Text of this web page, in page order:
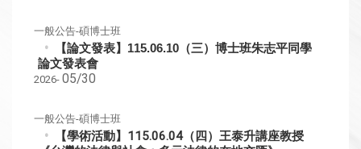
一般公告-碩博士班
【論文發表】115.06.10（三）博士班朱志平同學
論文發表會
2026- 05/30
一般公告-碩博士班
【學術活動】115.06.04（四）王泰升講座教授